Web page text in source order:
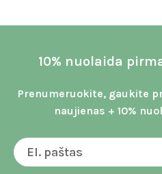
10% nuolaida
Prenumeruokite, gaukite
naujienas + 10%